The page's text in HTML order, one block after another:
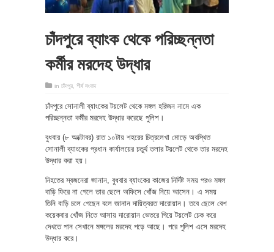
চাঁদপুরে ব্যাংক থেকে পরিচ্ছন্নতা
কর্মীর মরদেহ উদ্ধার
in চাঁদপুর শীর্ষ সংবাদ
চাঁদপুরে সোনালী ব্যাংকের টয়লেট থেকে মঙ্গল হরিজন নামে এক
পরিচ্ছন্নতা কর্মীর মরদেহ উদ্ধার করেছে পুলিশ।
বুধবার (৮ অক্টোবর) রাত ১০টায় শহরের চিত্রলেখা মোড়ে অবস্থিত
সোনালী ব্যাংকের প্রধান কার্যালয়ের চতুর্থ তলার টয়লেট থেকে তার মরদেহ
উদ্ধার করা হয়।
নিহতের স্বজনেরা জানান, বুধবার ব্যাংকের কাজের নির্দিষ্ট সময় পরও মঙ্গল
বাড়ি ফিরে না গেলে তার ছেলে অফিসে খোঁজ নিয়ে আসেন। এ সময়
তিনি বাড়ি চলে গেছেন বলে জানান দায়িত্বরত দারোয়ান। তবে ছেলে বেশ
কয়েকবার খোঁজ নিতে আসায় দারোয়ান ভেতরে গিয়ে টয়লেট চেক করে
দেখতে পান সেখানে মঙ্গলের মরদেহ পড়ে আছে। পরে পুলিশ এসে মরদেহ
উদ্ধার করে।